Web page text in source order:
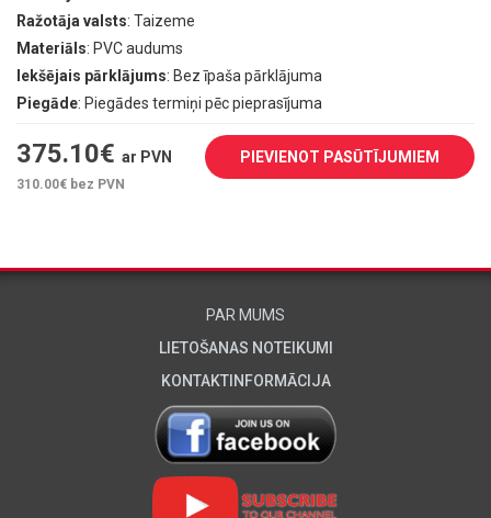
Ražotāja valsts: Taizeme
Materiāls: PVC audums
Iekšējais pārklājums: Bez īpaša pārklājuma
Piegāde: Piegādes termiņi pēc pieprasījuma
375.10€ ar PVN
310.00€ bez PVN
PIEVIENOT PASŪTĪJUMIEM
PAR MUMS
LIETOŠANAS NOTEIKUMI
KONTAKTINFORMĀCIJA